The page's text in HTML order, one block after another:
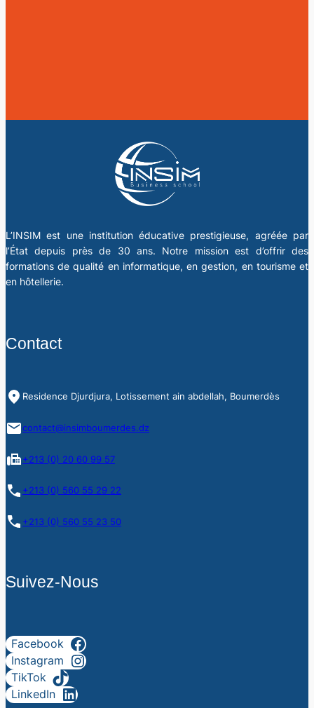
L’INSIM est une institution éducative prestigieuse, agréée par
l’État depuis près de 30 ans. Notre mission est d’offrir des
formations de qualité en informatique, en gestion, en tourisme et
en hôtellerie.
Contact
Residence Djurdjura, Lotissement ain abdellah, Boumerdès
contact@insimboumerdes.dz
+213 (0) 20 60 99 57
+213 (0) 560 55 29 22
+213 (0) 560 55 23 50
Suivez-Nous
Facebook
Instagram
TikTok
LinkedIn